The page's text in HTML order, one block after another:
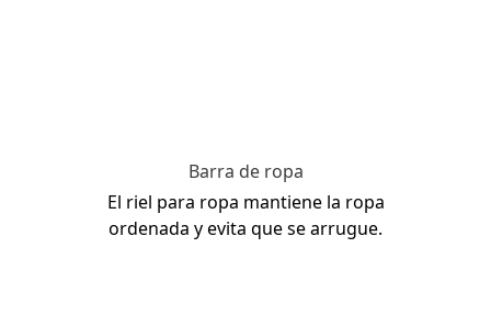
Barra de ropa
El riel para ropa mantiene la ropa
ordenada y evita que se arrugue.